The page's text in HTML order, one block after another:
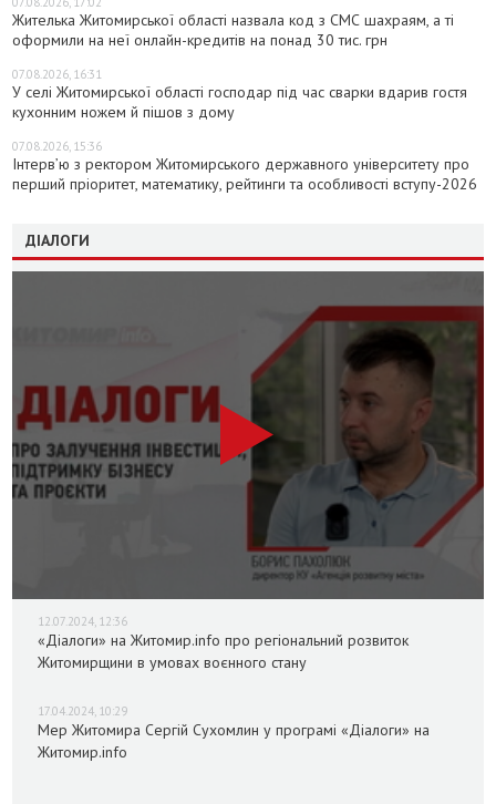
Жителька Житомирської області назвала код з СМС шахраям, а ті
оформили на неї онлайн-кредитів на понад 30 тис. грн
07.08.2026, 16:31
У селі Житомирської області господар під час сварки вдарив гостя
кухонним ножем й пішов з дому
07.08.2026, 15:36
Інтерв’ю з ректором Житомирського державного університету про
перший пріоритет, математику, рейтинги та особливості вступу-2026
ДІАЛОГИ
12.07.2024, 12:36
«Діалоги» на Житомир.info про регіональний розвиток
Житомирщини в умовах воєнного стану
17.04.2024, 10:29
Мер Житомира Сергій Сухомлин у програмі «Діалоги» на
Житомир.info